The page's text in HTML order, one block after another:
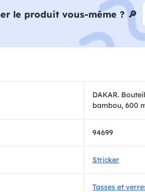
le produit vous-même ? 🔎
DAKAR.
bambou, 600
94699
Stricker
Tasses et